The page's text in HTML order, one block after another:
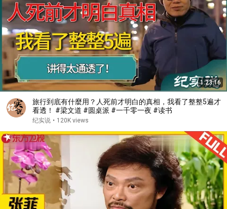
1:23:16
旅行到底有什麼用？人死前才明白的真相，我看了整整5遍才
看透！ #梁文道 #圆桌派 #一千零一夜 #读书
纪实说 • 120K views